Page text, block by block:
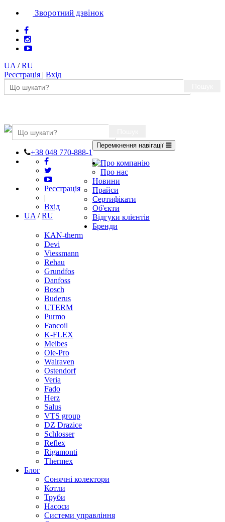
Зворотний дзвінок
UA /RU
Реєстрація | Вхід
+38 048 770-888-1
Реєстрація
|
Вхід
UA /RU
Перемкнення навігації
Про компанію
Про нас
Новини
Прайси
Сертифікати
Об'єкти
Відгуки клієнтів
Бренди
KAN-therm
Devi
Viessmann
Rehau
Grundfos
Danfoss
Bosch
Buderus
UTERM
Purmo
Fancoil
K-FLEX
Meibes
Ole-Pro
Walraven
Ostendorf
Veria
Fado
Herz
Salus
VTS group
DZ Drazice
Schlosser
Reflex
Rigamonti
Thermex
Блог
Сонячні колектори
Котли
Труби
Насоси
Системи управління